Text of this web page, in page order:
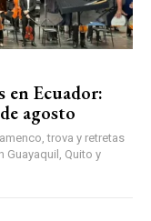
en Ecuador:
agosto
trova y retretas
Guayaquil, Quito y